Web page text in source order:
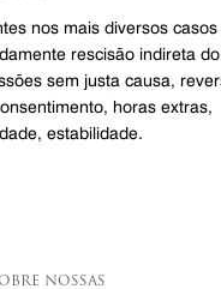
nos mais diversos casos
rescisão indireta do
sem justa causa,
horas extras,
estabilidade.
nossas